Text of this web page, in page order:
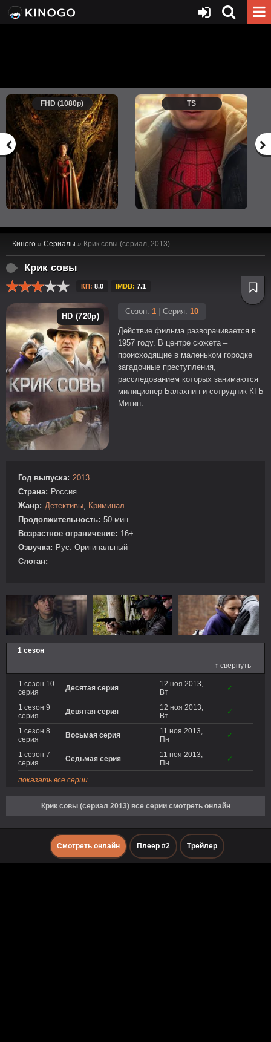
FHD (1080p) TS
Киного » Сериалы » Крик совы (сериал, 2013)
Крик совы
КП: 8.0 IMDB: 7.1
HD (720p)
Сезон: 1 Серия: 10
Действие фильма разворачивается в
1957 году. В центре сюжета –
происходящие в маленьком городке
загадочные преступления,
расследованием которых занимаются
милиционер Балахнин и сотрудник КГБ
Митин.
Год выпуска: 2013
Страна: Россия
Жанр: Детективы
Криминал
Продолжительность: 50 мин
Возрастное ограничение: 16+
Озвучка: Рус. Оригинальный
Слоган: —
1 сезон
↑ свернуть
1 сезон 10
серия
Десятая серия
12 ноя 2013,
Вт
✓
1 сезон 9
серия
Девятая серия
12 ноя 2013,
Вт
✓
1 сезон 8
серия
Восьмая серия
11 ноя 2013,
Пн
✓
1 сезон 7
серия
Седьмая серия
11 ноя 2013,
Пн
✓
показать все серии
Крик совы (сериал 2013) все серии смотреть онлайн
Смотреть онлайн Плеер #2 Трейлер